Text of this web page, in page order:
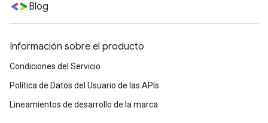
Blog
Información sobre el producto
Condiciones del Servicio
Política de Datos del Usuario de las APIs
Lineamientos de desarrollo de la marca